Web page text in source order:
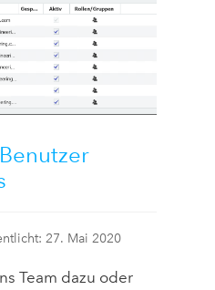
27. Mai 2020
Team dazu oder